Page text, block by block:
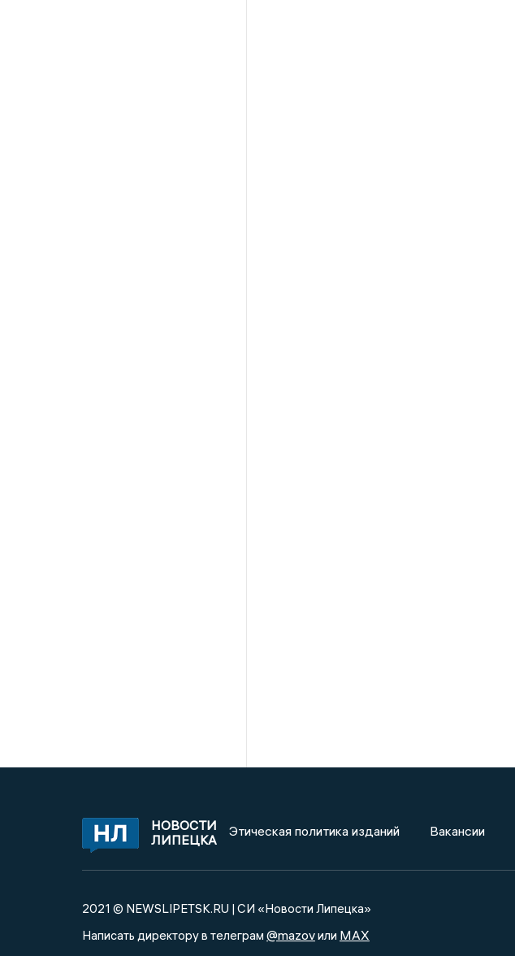
НОВОСТИ
ЛИПЕЦКА
Этическая политика изданий Вакансии
2021 © NEWSLIPETSK.RU | СИ «Новости Липецка»
Написать директору в телеграм @mazovили MAX